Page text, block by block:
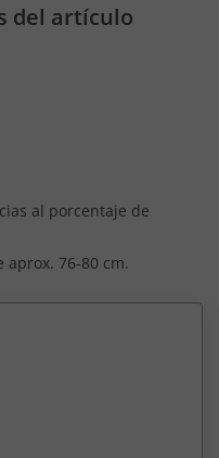
del artículo
al porcentaje de
aprox. 76-80 cm.